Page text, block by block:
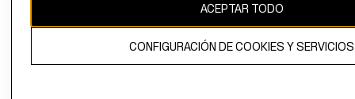
propiedad de H&M Hennes & Mauritz AB.ACEPTAR TODO
CONFIGURACIÓN DE COOKIES Y SERVICIOS